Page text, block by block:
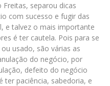
separou dicas
com sucesso e fugir das
e talvez o mais importante
é ter cautela. Pois para se
usado, são várias as
do negócio, por
defeito do negócio
ter paciência, sabedoria, e